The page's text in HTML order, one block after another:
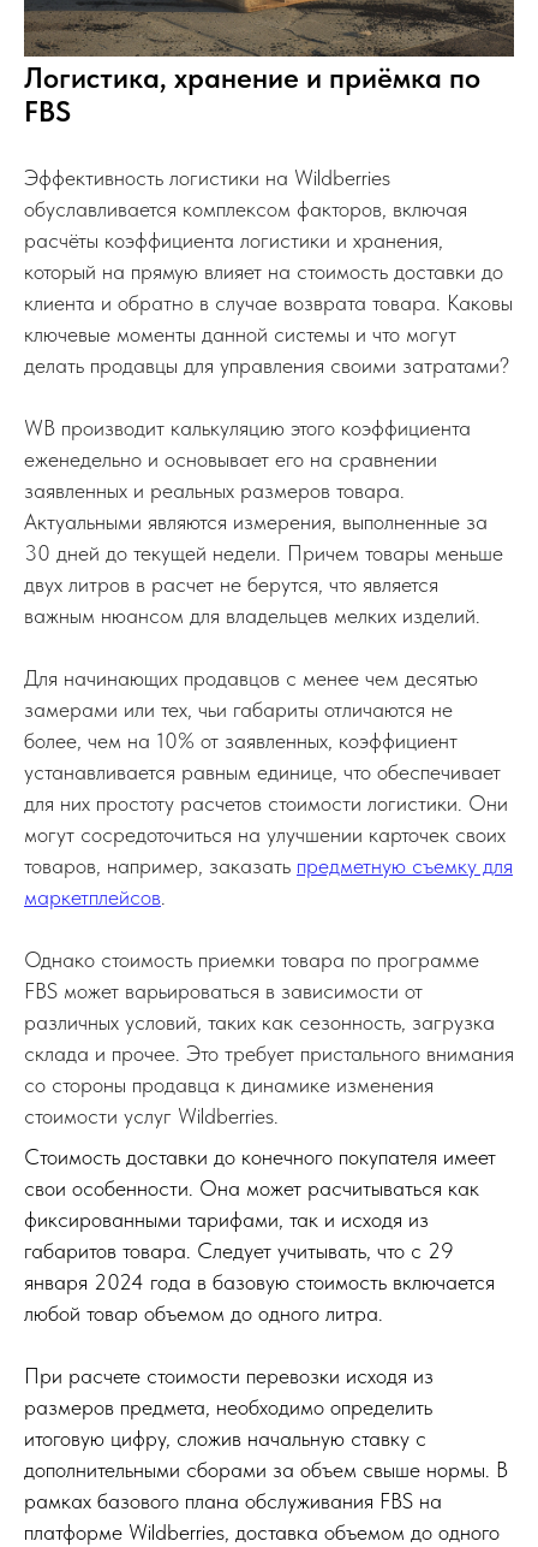
Логистика, хранение и приёмка по
FBS
Эффективность логистики на Wildberries
обуславливается комплексом факторов, включая
расчёты коэффициента логистики и хранения,
который на прямую влияет на стоимость доставки до
клиента и обратно в случае возврата товара. Каковы
ключевые моменты данной системы и что могут
делать продавцы для управления своими затратами?
WB производит калькуляцию этого коэффициента
еженедельно и основывает его на сравнении
заявленных и реальных размеров товара.
Актуальными являются измерения, выполненные за
30 дней до текущей недели. Причем товары меньше
двух литров в расчет не берутся, что является
важным нюансом для владельцев мелких изделий.
Для начинающих продавцов с менее чем десятью
замерами или тех, чьи габариты отличаются не
более, чем на 10% от заявленных, коэффициент
устанавливается равным единице, что обеспечивает
для них простоту расчетов стоимости логистики. Они
могут сосредоточиться на улучшении карточек своих
товаров, например, заказать предметную съемку для
маркетплейсов.
Однако стоимость приемки товара по программе
FBS может варьироваться в зависимости от
различных условий, таких как сезонность, загрузка
склада и прочее. Это требует пристального внимания
со стороны продавца к динамике изменения
стоимости услуг Wildberries.
Стоимость доставки до конечного покупателя имеет
свои особенности. Она может расчитываться как
фиксированными тарифами, так и исходя из
габаритов товара. Следует учитывать, что с 29
января 2024 года в базовую стоимость включается
любой товар объемом до одного литра.
При расчете стоимости перевозки исходя из
размеров предмета, необходимо определить
итоговую цифру, сложив начальную ставку с
дополнительными сборами за объем свыше нормы. В
рамках базового плана обслуживания FBS на
платформе Wildberries, доставка объемом до одного